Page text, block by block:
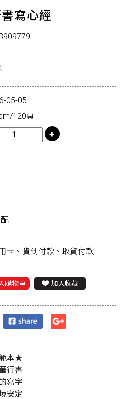
寫心經
05-05
120頁
卡、貨到付款、取貨付款
購物車 加入收藏
本★
行書
寫字
安定